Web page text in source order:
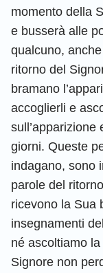
momento della
e busserà alle
qualcuno,
ritorno del
bramano
accoglierli e
sull’apparizione
giorni. Queste
indagano, sono
parole del
ricevono la Sua
insegnamenti
né ascoltiamo
Signore non